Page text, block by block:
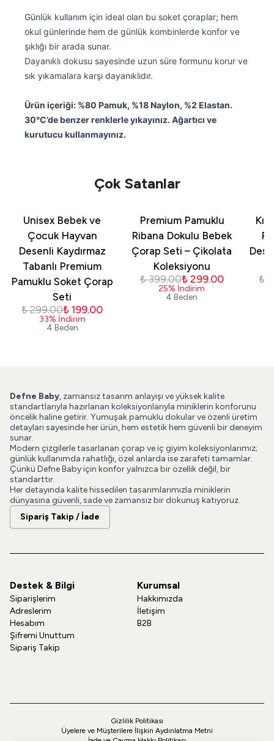
Günlük kullanım için ideal olan bu soket çoraplar; hem
okul günlerinde hem de günlük kombinlerde konfor ve
şıklığı bir arada sunar.
Dayanıklı dokusu sayesinde uzun süre formunu korur ve
sık yıkamalara karşı dayanıklıdır.
Ürün içeriği: %80 Pamuk, %18 Naylon, %2 Elastan.
30°C’de benzer renklerle yıkayınız. Ağartıcı ve
kurutucu kullanmayınız.
Çok Satanlar
Unisex Bebek ve
Çocuk Hayvan
Desenli Kaydırmaz
Tabanlı Premium
Pamuklu Soket Çorap
Seti
₺ 299.00₺ 199.00
33% İndirim
4 Beden
Premium Pamuklu
Ribana Dokulu Bebek
Çorap Seti – Çikolata
Koleksiyonu
₺ 399.00₺ 299.00
25% İndirim
4 Beden
₺
Defne Baby, zamansız tasarım anlayışı ve yüksek kalite
standartlarıyla hazırlanan koleksiyonlarıyla miniklerin konforunu
öncelik haline getirir. Yumuşak pamuklu dokular ve özenli üretim
detayları sayesinde her ürün, hem estetik hem güvenli bir deneyim
sunar.
Modern çizgilerle tasarlanan çorap ve iç giyim koleksiyonlarımız;
günlük kullanımda rahatlığı, özel anlarda ise zarafeti tamamlar.
Çünkü Defne Baby için konfor yalnızca bir özellik değil, bir
standarttır.
Her detayında kalite hissedilen tasarımlarımızla miniklerin
dünyasına güvenli, sade ve zamansız bir dokunuş katıyoruz.
Sipariş Takip / İade
Destek & Bilgi
Siparişlerim
Adreslerim
Hesabım
Şifremi Unuttum
Sipariş Takip
Kurumsal
Hakkımızda
İletişim
B2B
Gizlilik Politikası
Üyelere ve Müşterilere İlişkin Aydınlatma Metni